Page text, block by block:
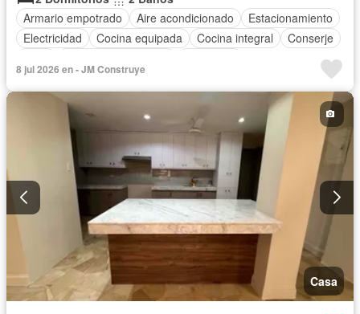
Armario empotrado
Aire acondicionado
Estacionamiento
Electricidad
Cocina equipada Cocina integral
Conserje
Completamente amoblado
8 jul 2026 en - JM Construye
Casa